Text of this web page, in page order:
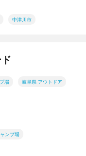
中津川市
場 岐阜県 アウトドア
ンプ場